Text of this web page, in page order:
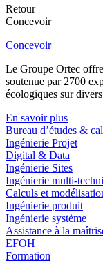
Retour
Concevoir
Concevoir
Le Groupe Ortec
soutenue par 2700
écologiques sur
En savoir plus
Bureau d’études &
Ingénierie Projet
Digital & Data
Ingénierie Sites
Ingénierie multi-
Calculs et
Ingénierie produit
Ingénierie système
Assistance à la
EFOH
Formation